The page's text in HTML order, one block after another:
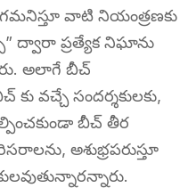
వాటి నియంత్రణకు
ద్వారా ప్రత్యేక నిఘాను
అలాగే బీచ్
కు వచ్చే సందర్శకులకు,
బీచ్ తీర
అశుభ్రపరుస్తూ